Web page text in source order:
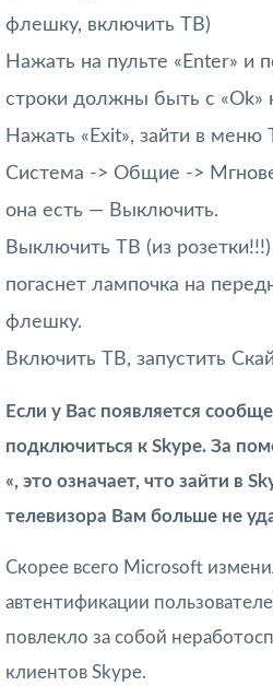
флешку, включить ТВ)
Нажать на пульте «Enter» и
строки должны быть с «Ok»
Нажать «Exit», зайти в
Система -> Общие ->
она есть — Выключить.
Выключить ТВ (из
погаснет лампочка на
флешку.
Включить ТВ, запустить
Если у Вас появляется
подключиться к Skype. За
«, это означает, что зайти в
телевизора Вам больше не
Скорее всего Microsoft
автентификации
повлекло за собой
клиентов Skype.